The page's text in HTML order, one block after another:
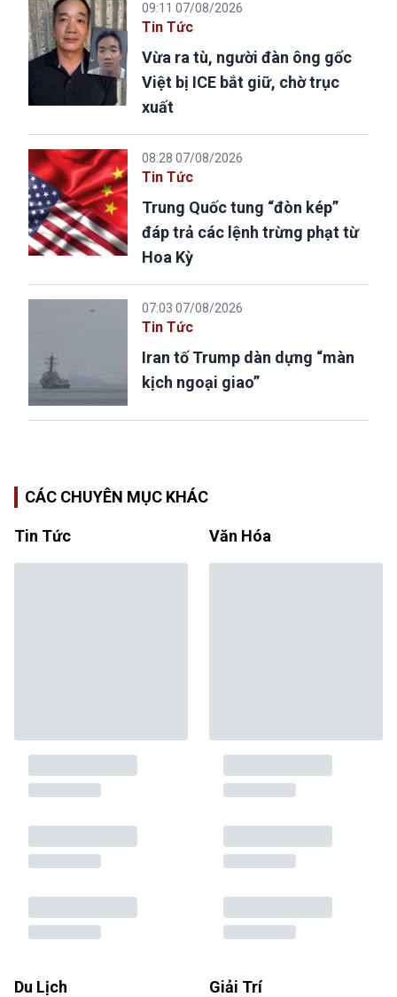
09:11 07/08/2026
Tin Tức
Vừa ra tù, người đàn ông gốc
Việt bị ICE bắt giữ, chờ trục
xuất
08:28 07/08/2026
Tin Tức
Trung Quốc tung “đòn kép”
đáp trả các lệnh trừng phạt từ
Hoa Kỳ
07:03 07/08/2026
Tin Tức
Iran tố Trump dàn dựng “màn
kịch ngoại giao”
CÁC CHUYÊN MỤC KHÁC
Tin Tức Văn Hóa
Du Lịch Giải Trí